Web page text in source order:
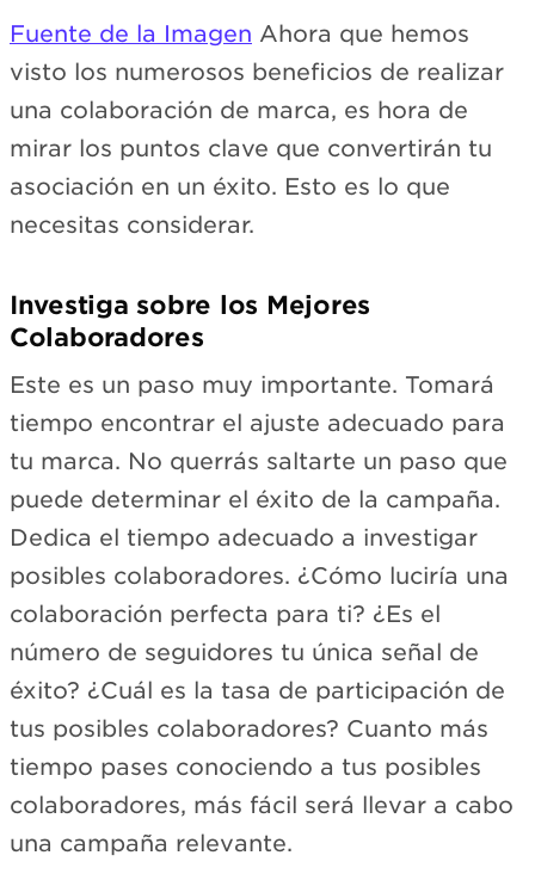
Fuente de la Imagen Ahora que hemos
visto los numerosos beneficios de realizar
una colaboración de marca, es hora de
mirar los puntos clave que convertirán tu
asociación en un éxito. Esto es lo que
necesitas considerar.
Investiga sobre los Mejores
Colaboradores
Este es un paso muy importante. Tomará
tiempo encontrar el ajuste adecuado para
tu marca. No querrás saltarte un paso que
puede determinar el éxito de la campaña.
Dedica el tiempo adecuado a investigar
posibles colaboradores. ¿Cómo luciría una
colaboración perfecta para ti? ¿Es el
número de seguidores tu única señal de
éxito? ¿Cuál es la tasa de participación de
tus posibles colaboradores? Cuanto más
tiempo pases conociendo a tus posibles
colaboradores, más fácil será llevar a cabo
una campaña relevante.